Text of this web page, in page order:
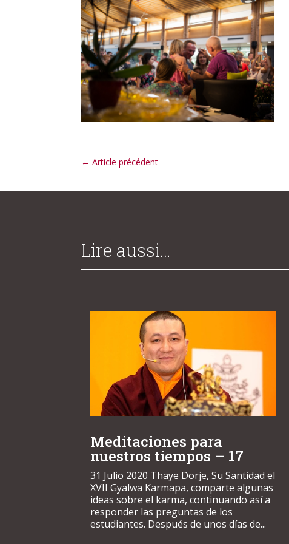
←Article précédent
Lire aussi…
Meditaciones para
nuestros tiempos – 17
31 Julio 2020 Thaye Dorje, Su Santidad el
XVII Gyalwa Karmapa, comparte algunas
ideas sobre el karma, continuando así a
responder las preguntas de los
estudiantes. Después de unos días de...